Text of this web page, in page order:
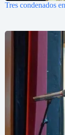
Tres condenados